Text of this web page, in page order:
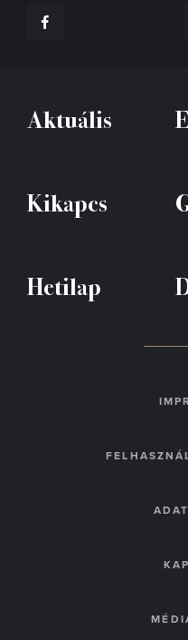
Aktuális
Kikapcs
Hetilap